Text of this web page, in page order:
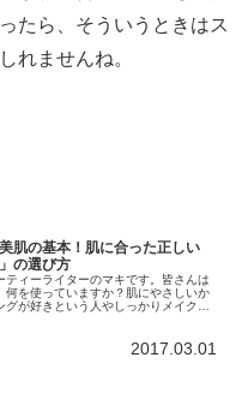
たら、そういうときはス
れませんね。
肌の基本！肌に合った正しい
の選び方
ティーライターのマキです。皆さんは
何を使っていますか？肌にやさしいか
グが好きという人やしっかりメイクを
2017.03.01